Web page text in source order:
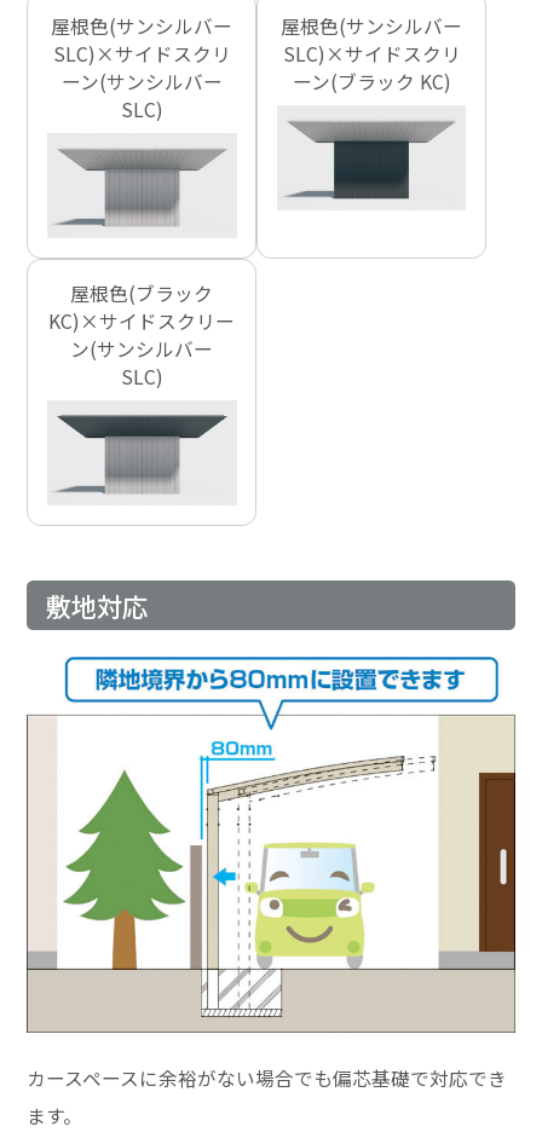
屋根色(サンシルバー
SLC)×サイドスクリ
ーン(サンシルバー
SLC)
屋根色(サンシルバー
SLC)×サイドスクリ
ーン(ブラック KC)
屋根色(ブラック
KC)×サイドスクリー
ン(サンシルバー
SLC)
敷地対応
カースペースに余裕がない場合でも偏芯基礎で対応でき
ます。